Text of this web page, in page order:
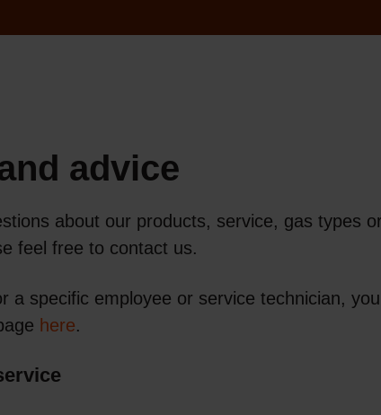
advice
about our products, service, gas types or
feel free to contact us.
a specific employee or service technician,
here.